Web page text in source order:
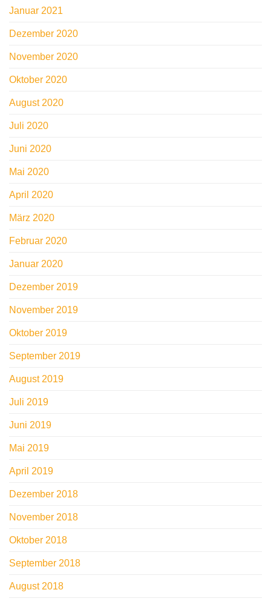
Januar 2021
Dezember 2020
November 2020
Oktober 2020
August 2020
Juli 2020
Juni 2020
Mai 2020
April 2020
März 2020
Februar 2020
Januar 2020
Dezember 2019
November 2019
Oktober 2019
September 2019
August 2019
Juli 2019
Juni 2019
Mai 2019
April 2019
Dezember 2018
November 2018
Oktober 2018
September 2018
August 2018